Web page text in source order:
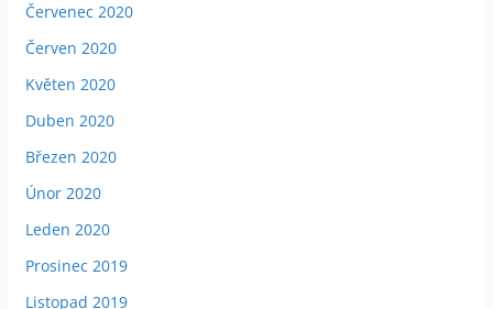
Červenec 2020
Červen 2020
Květen 2020
Duben 2020
Březen 2020
Únor 2020
Leden 2020
Prosinec 2019
Listopad 2019